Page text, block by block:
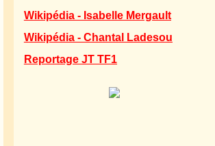
Wikipédia - Isabelle Mergault
Wikipédia - Chantal Ladesou
Reportage JT TF1